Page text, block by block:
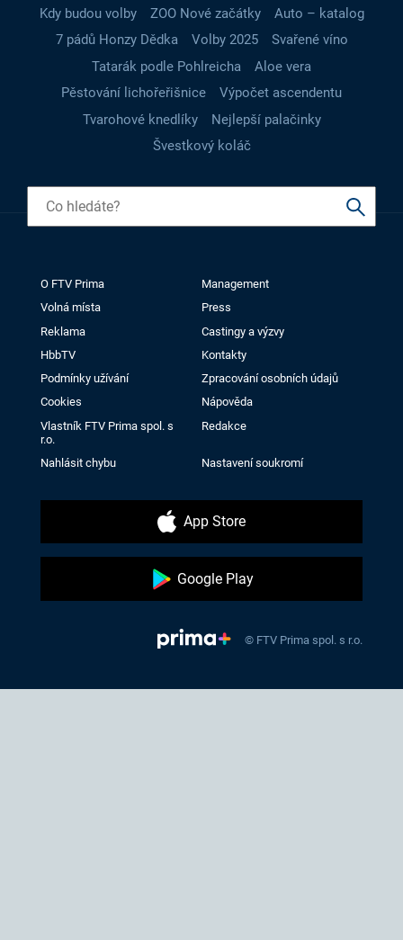
Kdy budou volby
ZOO Nové začátky
Auto – katalog
7 pádů Honzy Dědka
Volby 2025
Svařené víno
Tatarák podle Pohlreicha
Aloe vera
Pěstování lichořeřišnice
Výpočet ascendentu
Tvarohové knedlíky
Nejlepší palačinky
Švestkový koláč
O FTV Prima
Management
Volná místa
Press
Reklama
Castingy a výzvy
HbbTV
Kontakty
Podmínky užívání
Zpracování osobních údajů
Cookies
Nápověda
Vlastník FTV Prima spol. s
r.o.
Redakce
Nahlásit chybu Nastavení soukromí
App Store
Google Play
© FTV Prima spol. s r.o.